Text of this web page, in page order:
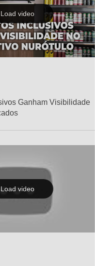
Load video
Ganham Visibilidade
Load video